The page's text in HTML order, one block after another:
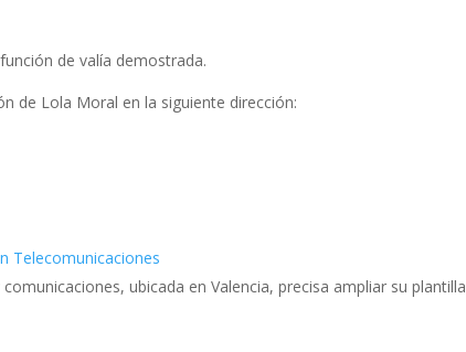
de valía demostrada.
de Lola Moral en la siguiente dirección:
Telecomunicaciones
ubicada en Valencia, precisa ampliar su plantilla